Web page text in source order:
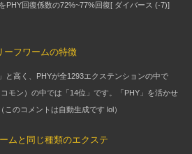
PHY回復係数の72%~77%回復[ ダイバース (-7)]
ーフワームの特徴
と高く、PHYが全1293エクステンションの中で
モン）の中では「14位」です。「PHY」を活かせ
のコメントは自動生成です lol）
ムと同じ種類のエクステ